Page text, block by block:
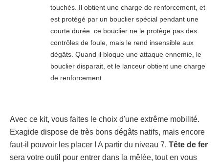
touchés. Il obtient une charge de renforcement, et
est protégé par un bouclier spécial pendant une
courte durée. ce bouclier ne le protège pas des
contrôles de foule, mais le rend insensible aux
dégâts. Quand il bloque une attaque ennemie, le
bouclier disparait, et le lanceur obtient une charge
de renforcement.
Avec ce kit, vous faites le choix d'une extrême mobilité.
Exagide dispose de très bons dégâts natifs, mais encore
faut-il pouvoir les placer ! A partir du niveau 7, Tête de fer
sera votre outil pour entrer dans la mêlée, tout en vous